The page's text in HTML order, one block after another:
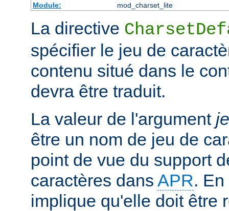
Module:
mod_charset_lite
La directive
spécifier le jeu de
contenu situé dans le
devra être traduit.
La valeur de l'argument
être un nom de jeu de
point de vue du support
caractères dans APR.
implique qu'elle doit être